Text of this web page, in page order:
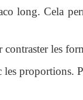
long. Cela
les
proportions.